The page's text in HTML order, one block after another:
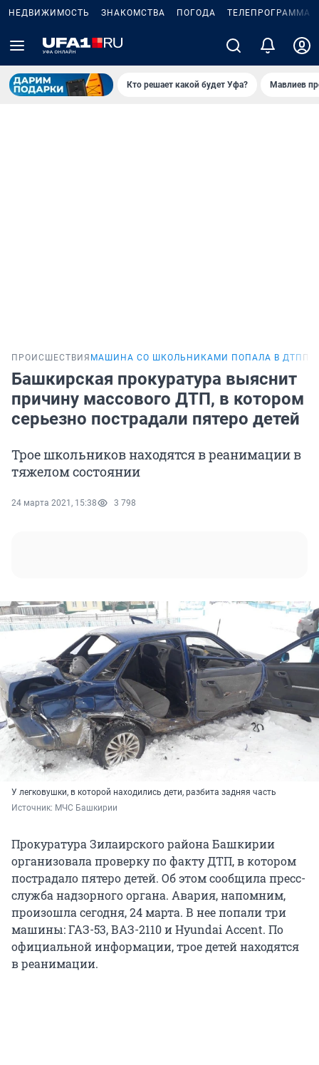
НЕДВИЖИМОСТЬ ЗНАКОМСТВА ПОГОДА ТЕЛЕПРОГРАММА
Кто решает какой будет Уфа? Мавлиев
ПРОИСШЕСТВИЯ МАШИНА СО ШКОЛЬНИКАМИ ПОПАЛА В ДТП
Башкирская прокуратура выяснит
причину массового ДТП, в котором
серьезно пострадали пятеро детей
Трое школьников находятся в реанимации в
тяжелом состоянии
24 марта 2021, 15:38 3 798
У легковушки, в которой находились дети, разбита задняя часть
Источник: МЧС Башкирии
Прокуратура Зилаирского района Башкирии
организовала проверку по факту ДТП, в котором
пострадало пятеро детей. Об этом сообщила пресс-
служба надзорного органа. Авария, напомним,
произошла сегодня, 24 марта. В нее попали три
машины: ГАЗ-53, ВАЗ-2110 и Hyundai Accent. По
официальной информации, трое детей находятся
в реанимации.